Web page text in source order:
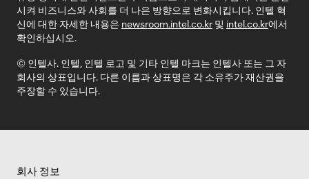
시켜 비즈니스와 사회를 더 나은 방향으로 변화시킵니다. 인텔 혁
신에 대한 자세한 내용은 newsroom.intel.co.kr및 intel.co.kr에서
확인하십시오.
© 인텔사. 인텔, 인텔 로고 및 기타 인텔 마크는 인텔사 또는 그 자
회사의 상표입니다. 다른 이름과 상표명은 각 소유주가 재산권을
주장할 수 있습니다.
회사 정보